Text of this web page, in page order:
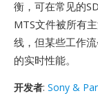
衡，可在常见的
MTS文件被所有
线，但某些工作
的实时性能。
开发者: Sony &